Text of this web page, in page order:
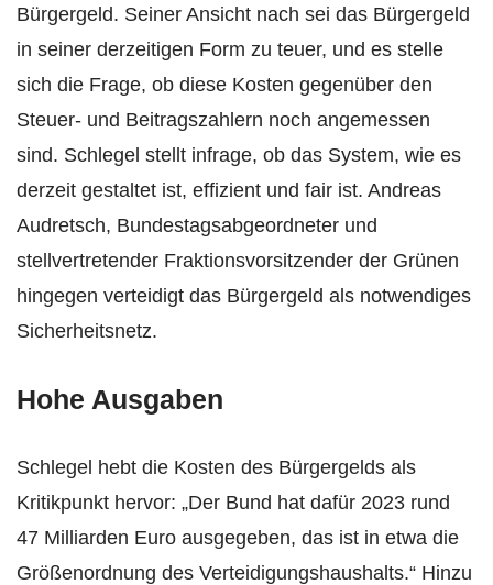
Bürgergeld. Seiner Ansicht nach sei das Bürgergeld
in seiner derzeitigen Form zu teuer, und es stelle
sich die Frage, ob diese Kosten gegenüber den
Steuer- und Beitragszahlern noch angemessen
sind. Schlegel stellt infrage, ob das System, wie es
derzeit gestaltet ist, effizient und fair ist. Andreas
Audretsch, Bundestagsabgeordneter und
stellvertretender Fraktionsvorsitzender der Grünen
hingegen verteidigt das Bürgergeld als notwendiges
Sicherheitsnetz.
Hohe Ausgaben
Schlegel hebt die Kosten des Bürgergelds als
Kritikpunkt hervor: „Der Bund hat dafür 2023 rund
47 Milliarden Euro ausgegeben, das ist in etwa die
Größenordnung des Verteidigungshaushalts.“ Hinzu